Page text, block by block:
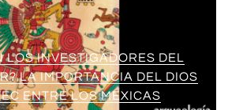
LOS INVESTIGADORES DEL
LA IMPORTANCIA DEL DIOS
ENTRE LOS MEXICAS